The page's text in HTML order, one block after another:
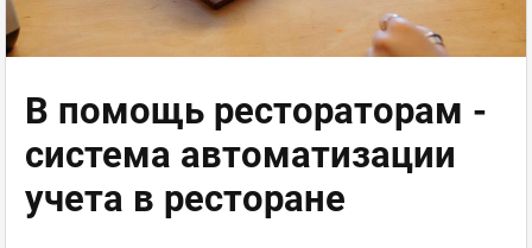
В помощь рестораторам -
система автоматизации
учета в ресторане